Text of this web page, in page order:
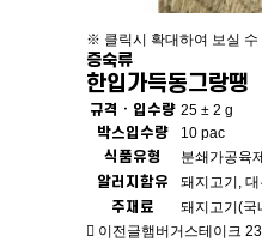
※ 클릭시 확대하여 보실 수
증숙류
한입가득동그랑땡
규격 · 입수량 25 ± 2 g
박스입수량
10 pac
식품유형
분쇄가공육
알러지함유
돼지고기,
주재료
돼지고기(국
이전글햄버거스테이크